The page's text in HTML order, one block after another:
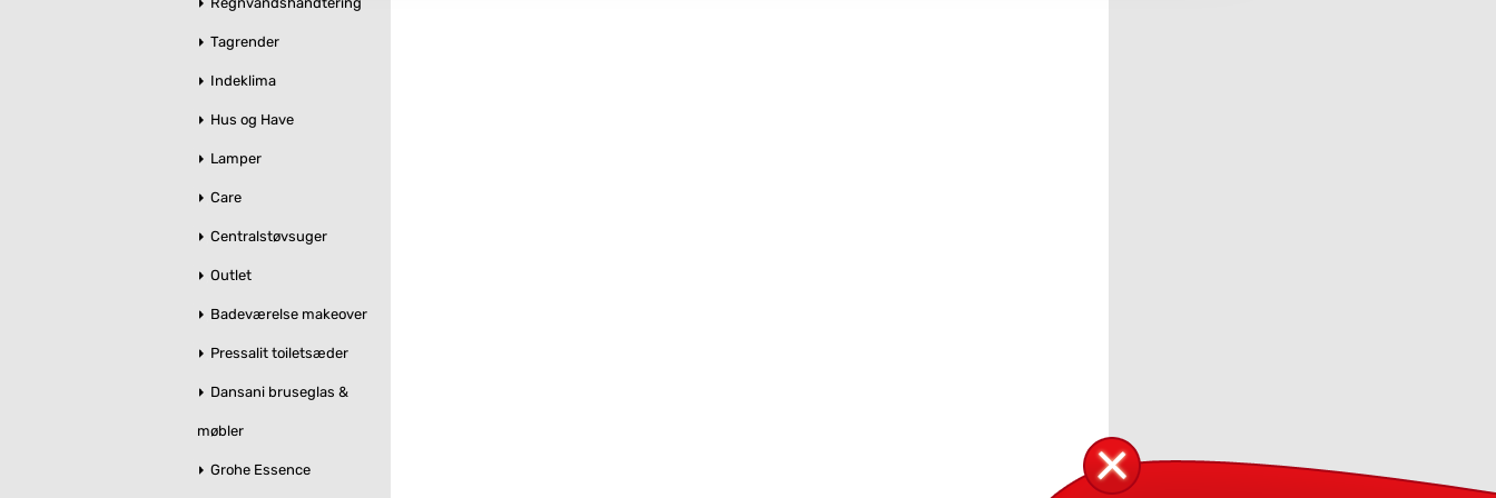
Tagrender
Indeklima
Hus og Have
Lamper
Care
Centralstøvsuger
Outlet
Badeværelse makeover
Pressalit toiletsæder
Dansani bruseglas &
møbler
Grohe Essence